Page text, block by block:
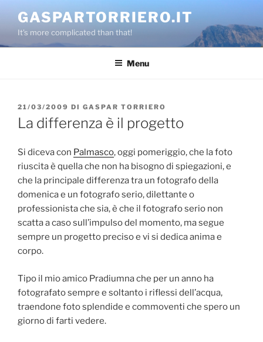
contenuto
GASPARTORRIERO.IT
It's more complicated than that!
Menu
PUBBLICATO
IL
21/03/2009 DI GASPAR TORRIERO
La differenza è il progetto
Si diceva con Palmasco, oggi pomeriggio, che la foto
riuscita è quella che non ha bisogno di spiegazioni, e
che la principale differenza tra un fotografo della
domenica e un fotografo serio, dilettante o
professionista che sia, è che il fotografo serio non
scatta a caso sull’impulso del momento, ma segue
sempre un progetto preciso e vi si dedica anima e
corpo.
Tipo il mio amico Pradiumna che per un anno ha
fotografato sempre e soltanto i riflessi dell’acqua,
traendone foto splendide e commoventi che spero un
giorno di farti vedere.